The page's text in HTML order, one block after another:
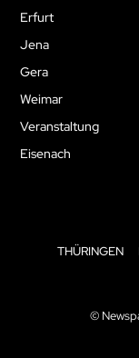
Erfurt
Jena
Gera
Weimar
Veranstaltung
Eisenach
THÜRINGEN
©